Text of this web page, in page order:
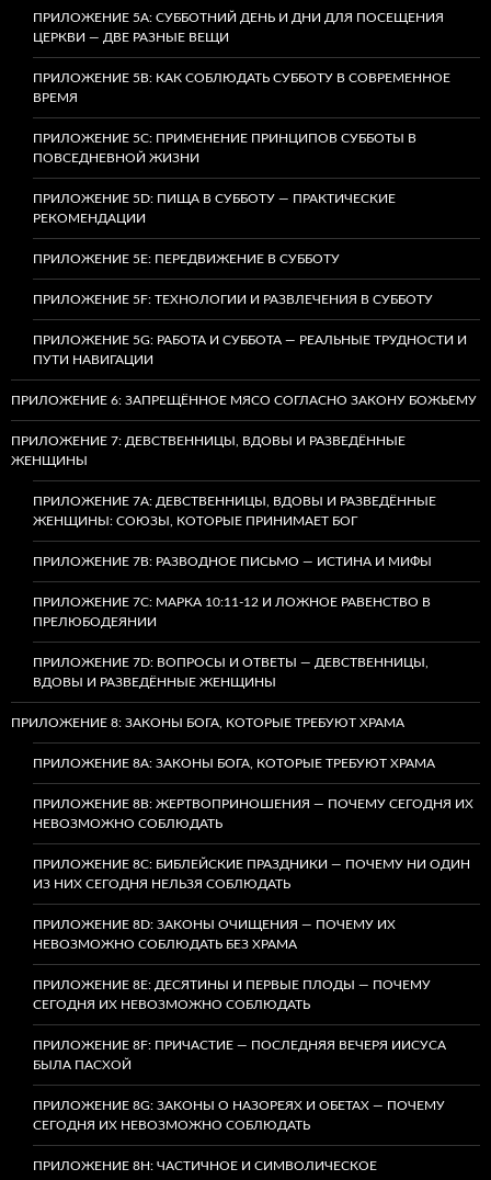
ПРИЛОЖЕНИЕ 5A: СУББОТНИЙ ДЕНЬ И ДНИ ДЛЯ ПОСЕЩЕНИЯ
ЦЕРКВИ — ДВЕ РАЗНЫЕ ВЕЩИ
ПРИЛОЖЕНИЕ 5B: КАК СОБЛЮДАТЬ СУББОТУ В СОВРЕМЕННОЕ
ВРЕМЯ
ПРИЛОЖЕНИЕ 5C: ПРИМЕНЕНИЕ ПРИНЦИПОВ СУББОТЫ В
ПОВСЕДНЕВНОЙ ЖИЗНИ
ПРИЛОЖЕНИЕ 5D: ПИЩА В СУББОТУ — ПРАКТИЧЕСКИЕ
РЕКОМЕНДАЦИИ
ПРИЛОЖЕНИЕ 5E: ПЕРЕДВИЖЕНИЕ В СУББОТУ
ПРИЛОЖЕНИЕ 5F: ТЕХНОЛОГИИ И РАЗВЛЕЧЕНИЯ В СУББОТУ
ПРИЛОЖЕНИЕ 5G: РАБОТА И СУББОТА — РЕАЛЬНЫЕ ТРУДНОСТИ И
ПУТИ НАВИГАЦИИ
ПРИЛОЖЕНИЕ 6: ЗАПРЕЩЁННОЕ МЯСО СОГЛАСНО ЗАКОНУ БОЖЬЕМУ
ПРИЛОЖЕНИЕ 7: ДЕВСТВЕННИЦЫ, ВДОВЫ И РАЗВЕДЁННЫЕ
ЖЕНЩИНЫ
ПРИЛОЖЕНИЕ 7А: ДЕВСТВЕННИЦЫ, ВДОВЫ И РАЗВЕДЁННЫЕ
ЖЕНЩИНЫ: СОЮЗЫ, КОТОРЫЕ ПРИНИМАЕТ БОГ
ПРИЛОЖЕНИЕ 7B: РАЗВОДНОЕ ПИСЬМО — ИСТИНА И МИФЫ
ПРИЛОЖЕНИЕ 7C: МАРКА 10:11-12 И ЛОЖНОЕ РАВЕНСТВО В
ПРЕЛЮБОДЕЯНИИ
ПРИЛОЖЕНИЕ 7D: ВОПРОСЫ И ОТВЕТЫ — ДЕВСТВЕННИЦЫ,
ВДОВЫ И РАЗВЕДЁННЫЕ ЖЕНЩИНЫ
ПРИЛОЖЕНИЕ 8: ЗАКОНЫ БОГА, КОТОРЫЕ ТРЕБУЮТ ХРАМА
ПРИЛОЖЕНИЕ 8A: ЗАКОНЫ БОГА, КОТОРЫЕ ТРЕБУЮТ ХРАМА
ПРИЛОЖЕНИЕ 8B: ЖЕРТВОПРИНОШЕНИЯ — ПОЧЕМУ СЕГОДНЯ ИХ
НЕВОЗМОЖНО СОБЛЮДАТЬ
ПРИЛОЖЕНИЕ 8C: БИБЛЕЙСКИЕ ПРАЗДНИКИ — ПОЧЕМУ НИ ОДИН
ИЗ НИХ СЕГОДНЯ НЕЛЬЗЯ СОБЛЮДАТЬ
ПРИЛОЖЕНИЕ 8D: ЗАКОНЫ ОЧИЩЕНИЯ — ПОЧЕМУ ИХ
НЕВОЗМОЖНО СОБЛЮДАТЬ БЕЗ ХРАМА
ПРИЛОЖЕНИЕ 8E: ДЕСЯТИНЫ И ПЕРВЫЕ ПЛОДЫ — ПОЧЕМУ
СЕГОДНЯ ИХ НЕВОЗМОЖНО СОБЛЮДАТЬ
ПРИЛОЖЕНИЕ 8F: ПРИЧАСТИЕ — ПОСЛЕДНЯЯ ВЕЧЕРЯ ИИСУСА
БЫЛА ПАСХОЙ
ПРИЛОЖЕНИЕ 8G: ЗАКОНЫ О НАЗОРЕЯХ И ОБЕТАХ — ПОЧЕМУ
СЕГОДНЯ ИХ НЕВОЗМОЖНО СОБЛЮДАТЬ
ПРИЛОЖЕНИЕ 8H: ЧАСТИЧНОЕ И СИМВОЛИЧЕСКОЕ